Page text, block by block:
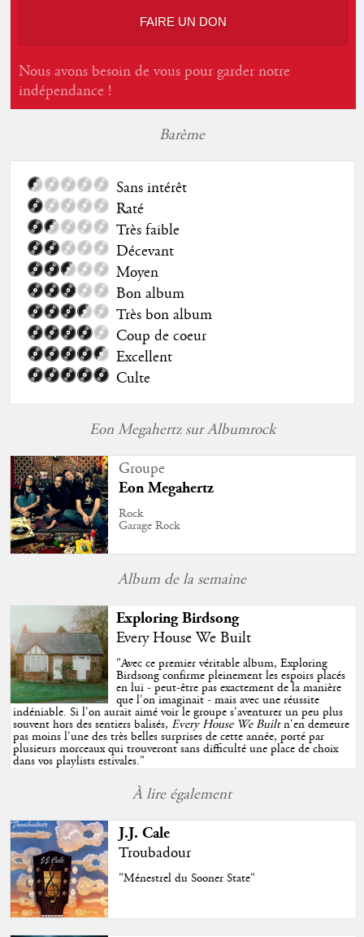
FAIRE UN DON
Nous avons besoin de vous pour garder notre
indépendance !
Barème
Sans intérêt
Raté
Très faible
Décevant
Moyen
Bon album
Très bon album
Coup de coeur
Excellent
Culte
Eon Megahertz sur Albumrock
Groupe
Eon Megahertz
Rock
Garage Rock
Album de la semaine
Exploring Birdsong
Every House We Built
"Avec ce premier véritable album, Exploring
Birdsong confirme pleinement les espoirs placés
en lui - peut-être pas exactement de la manière
que l'on imaginait - mais avec une réussite
indéniable. Si l'on aurait aimé voir le groupe s'aventurer un peu plus
souvent hors des sentiers balisés,Every House We Builtn'en demeure
pas moins l'une des très belles surprises de cette année, porté par
plusieurs morceaux qui trouveront sans difficulté une place de choix
dans vos playlists estivales."
À lire également
J.J. Cale
Troubadour
"Ménestrel du Sooner State"